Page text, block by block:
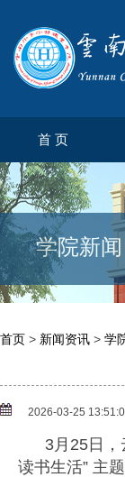
首 页
学院新闻
首页 > 新闻资讯 > 学
2026-03-25
3月25日，
读书生活” 主